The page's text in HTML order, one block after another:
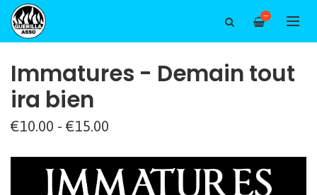
—
Immatures - Demain tout
ira bien
€10.00 - €15.00